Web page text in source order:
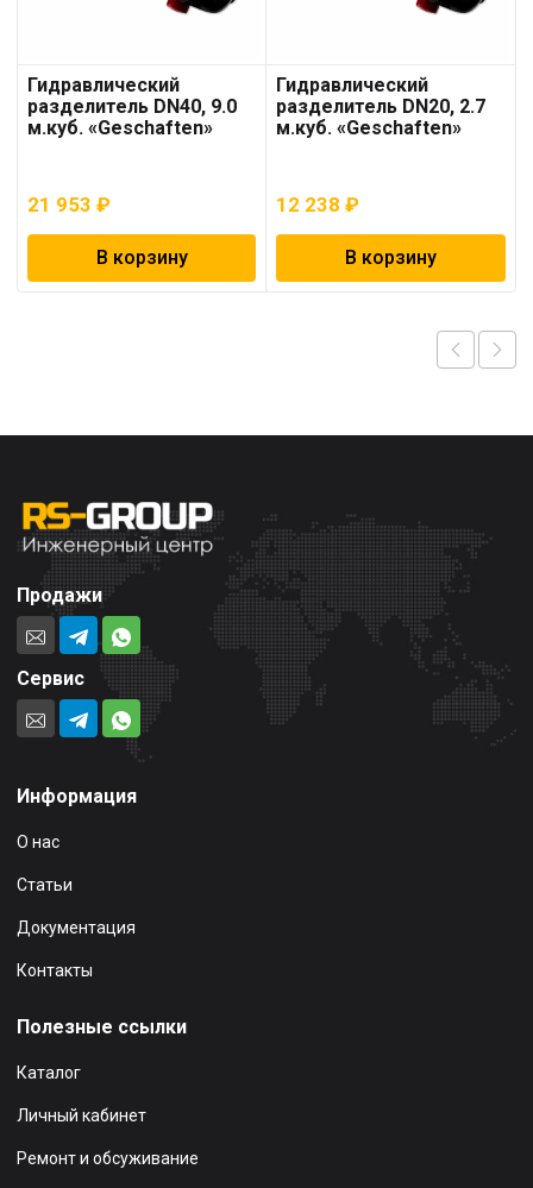
Гидравлический
разделитель DN40, 9.0
м.куб. «Geschaften»
21 953 ₽
В корзину
Гидравлический
разделитель DN20, 2.7
м.куб. «Geschaften»
12 238₽
В корзину
Продажи
Сервис
Информация
О нас
Статьи
Документация
Контакты
Полезные ссылки
Каталог
Личный кабинет
Ремонт и обсуживание